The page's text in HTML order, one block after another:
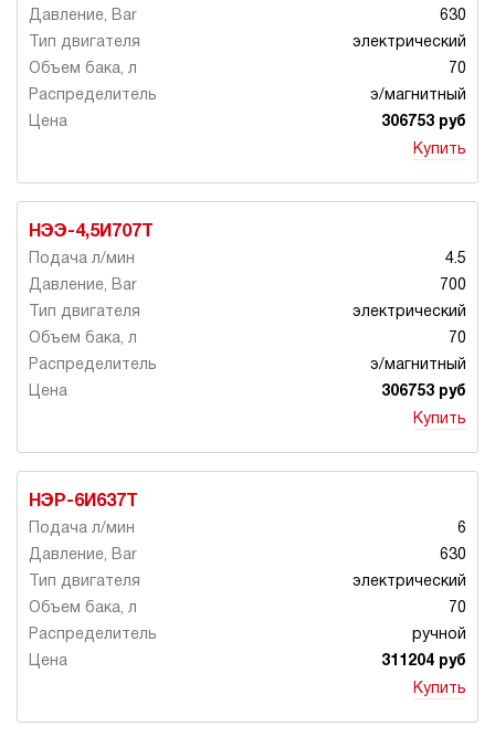
630
электрический
70
э/магнитный
306753 руб
Купить
НЭЭ-4,5И707Т
4.5
700
электрический
70
э/магнитный
306753 руб
Купить
НЭР-6И637Т
6
630
электрический
70
ручной
311204 руб
Купить